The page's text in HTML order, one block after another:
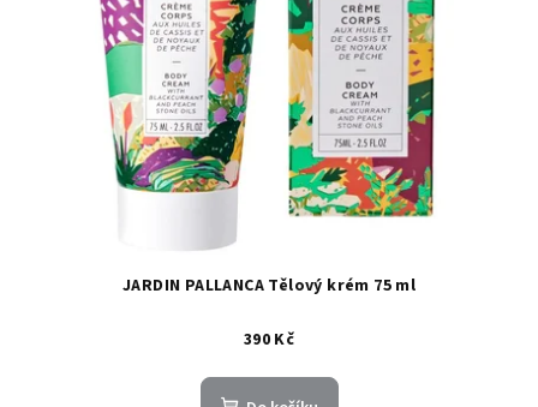
JARDIN PALLANCA Tělový krém 75 ml
390 Kč